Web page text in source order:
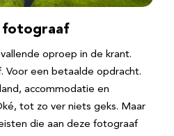
fotograaf
oproep in de krant.
Voor een betaalde opdracht.
accommodatie en
tot zo ver niets geks. Maar
die aan deze fotograaf